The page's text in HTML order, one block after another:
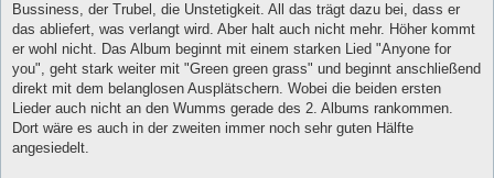
Bussiness, der Trubel, die Unstetigkeit. All das trägt dazu bei, dass er
das abliefert, was verlangt wird. Aber halt auch nicht mehr. Höher kommt
er wohl nicht. Das Album beginnt mit einem starken Lied "Anyone for
you", geht stark weiter mit "Green green grass" und beginnt anschließend
direkt mit dem belanglosen Ausplätschern. Wobei die beiden ersten
Lieder auch nicht an den Wumms gerade des 2. Albums rankommen.
Dort wäre es auch in der zweiten immer noch sehr guten Hälfte
angesiedelt.